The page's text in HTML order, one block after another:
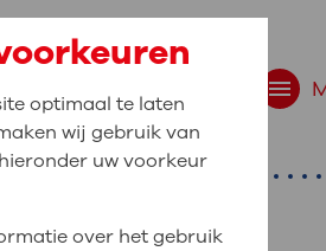
optimaal te laten
wij gebruik van
uw voorkeur
over het gebruik